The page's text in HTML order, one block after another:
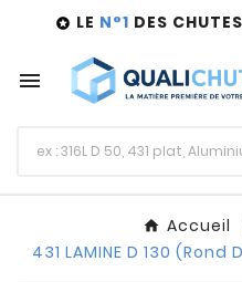
 LE N°1 DES

Accueil
431 LAMINE D 130